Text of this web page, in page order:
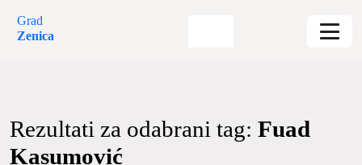
Grad
Zenica
Rezultati za odabrani tag: Fuad
Kasumović